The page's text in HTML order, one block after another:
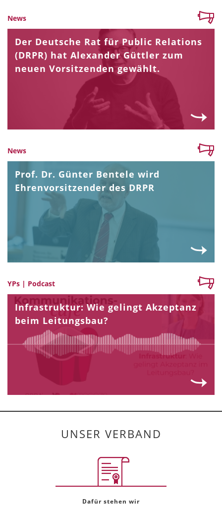
News
Der Deutsche Rat für Public Relations
(DRPR) hat Alexander Güttler zum
neuen Vorsitzenden gewählt.
News
Prof. Dr. Günter Bentele wird
Ehrenvorsitzender des DRPR
YPs | Podcast
Infrastruktur: Wie gelingt Akzeptanz
beim Leitungsbau?
UNSER VERBAND
Dafür stehen wir